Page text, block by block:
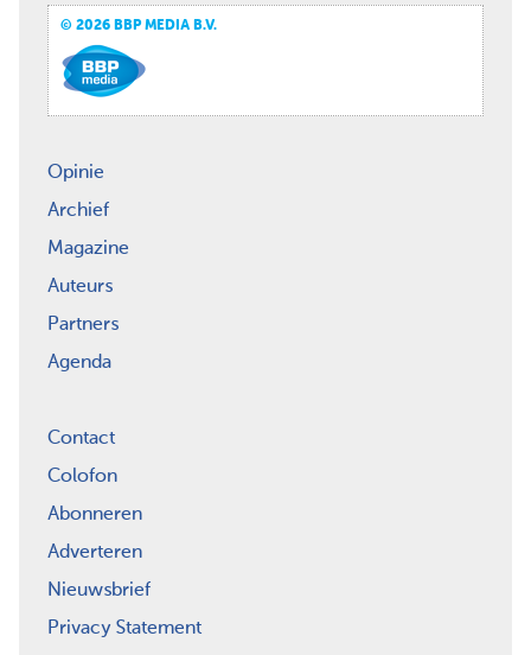
© 2026 BBP MEDIA B.V.
Opinie
Archief
Magazine
Auteurs
Partners
Agenda
Contact
Colofon
Abonneren
Adverteren
Nieuwsbrief
Privacy Statement